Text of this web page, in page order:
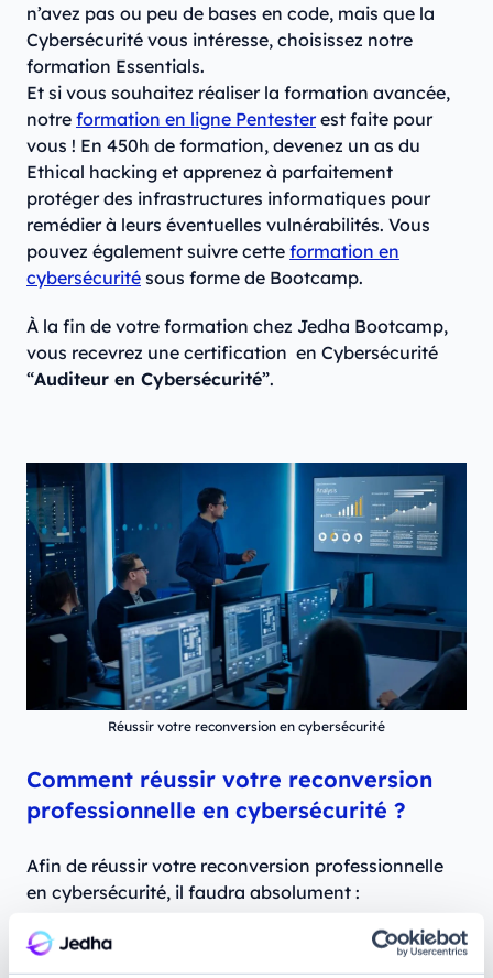
n’avez pas ou peu de bases en code, mais que la
Cybersécurité vous intéresse, choisissez notre
formation Essentials.
Et si vous souhaitez réaliser la formation avancée,
notre formation en ligne Pentesterest faite pour
vous ! En 450h de formation, devenez un as du
Ethical hacking et apprenez à parfaitement
protéger des infrastructures informatiques pour
remédier à leurs éventuelles vulnérabilités. Vous
pouvez également suivre cette formation en
cybersécurité sous forme de Bootcamp.
À la fin de votre formation chez Jedha Bootcamp,
vous recevrez une certification en Cybersécurité
“Auditeur en Cybersécurité”.
Réussir votre reconversion en cybersécurité
Comment réussir votre reconversion
professionnelle en cybersécurité ?
Afin de réussir votre reconversion professionnelle
en cybersécurité, il faudra absolument :
Acquérir les compétences nécessaires à
l'exercice dumétier de pentester. Cela passe par